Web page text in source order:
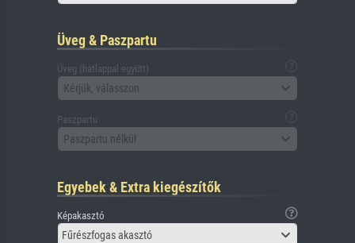
Üveg & Paszpartu
Üveg (hátlappal együtt)
Kérjük, válasszon
Paszpartu
Paszpartu nélkül
Egyebek & Extra kiegészítők
Képakasztó
Fűrészfogas akasztó